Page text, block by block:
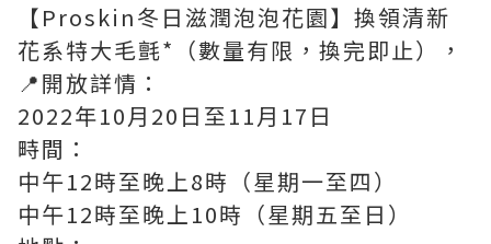
【Proskin冬日滋潤泡泡花園】換領清新
花系特大毛氈*（數量有限，換完即止），
📍開放詳情：
2022年10月20日至11月17日
畤間：
中午12時至晚上8時（星期一至四）
中午12時至晚上10時（星期五至日）